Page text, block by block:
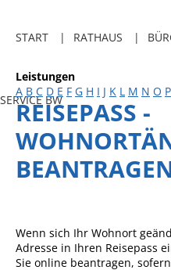
START RATHAUS
SERVICE BW
Leistungen
A B C D E F G H I J K L M N O P
REISEPASS -
Wenn sich Ihr Wohnort
Adresse in Ihren Reisepass
Sie online beantragen,